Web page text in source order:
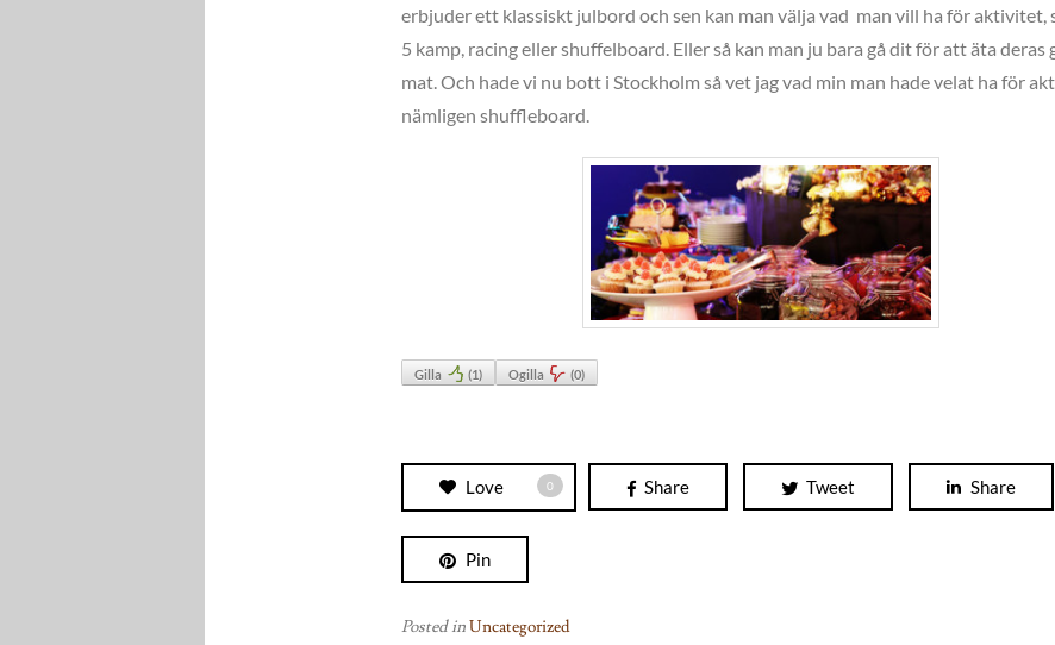
erbjuder ett klassiskt julbord och sen kan man välja vad man vill ha för aktivitet,
5 kamp, racing eller shuffelboard. Eller så kan man ju bara gå dit för att äta deras
mat. Och hade vi nu bott i Stockholm så vet jag vad min man hade velat ha för
nämligen shuffleboard.
Gilla (1) Ogilla (0)
Love 0 Share Tweet Share
Pin
Posted inUncategorized